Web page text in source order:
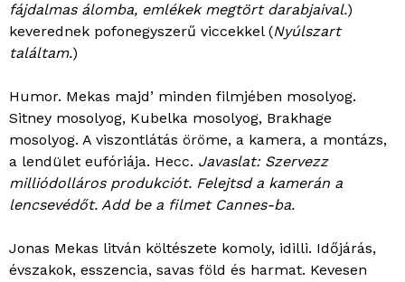
fájdalmas álomba, emlékek megtört darabjaival.)
keverednek pofonegyszerű viccekkel (Nyúlszart
találtam.)
Humor. Mekas majd’ minden filmjében mosolyog.
Sitney mosolyog, Kubelka mosolyog, Brakhage
mosolyog. A viszontlátás öröme, a kamera, a montázs,
a lendület eufóriája. Hecc. Javaslat: Szervezz
milliódolláros produkciót. Felejtsd a kamerán a
lencsevédőt. Add be a filmet Cannes-ba.
Jonas Mekas litván költészete komoly, idilli. Időjárás,
évszakok, esszencia, savas föld és harmat. Kevesen